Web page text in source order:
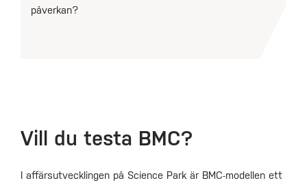
påverkan?
Vill du testa BMC?
I affärsutvecklingen på Science Park är BMC-modellen ett